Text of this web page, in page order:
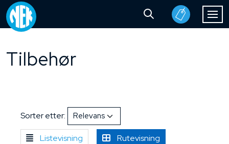
Tilbehør
Sorter etter:
Listevisning Rutevisning